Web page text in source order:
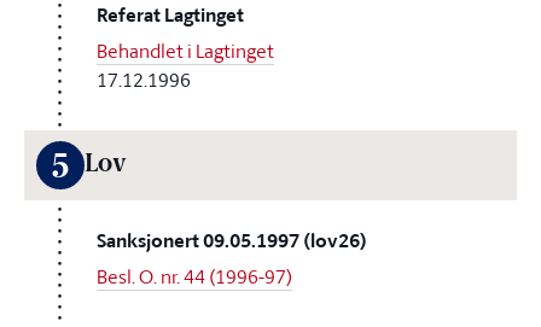
Referat Lagtinget
Behandlet i Lagtinget
17.12.1996
5 Lov
Sanksjonert 09.05.1997 (lov26)
Besl. O. nr. 44 (1996-97)